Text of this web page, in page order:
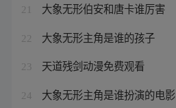
21 大象无形伯安和唐卡谁厉害
22 大象无形主角是谁的孩子
23 天道残剑动漫免费观看
24 大象无形主角是谁扮演的电影